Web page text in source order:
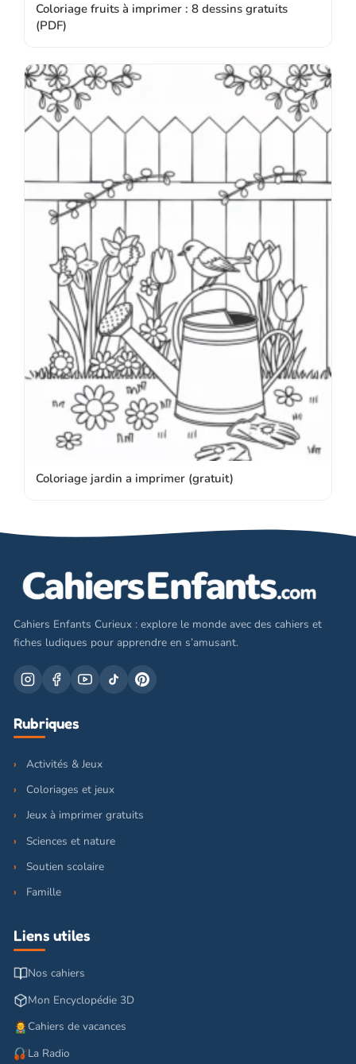
Coloriage fruits à imprimer : 8 dessins gratuits
(PDF)
Coloriage jardin a imprimer (gratuit)
Cahiers Enfants Curieux : explore le monde avec des cahiers et
fiches ludiques pour apprendre en s’amusant.
Rubriques
Activités & Jeux
Coloriages et jeux
Jeux à imprimer gratuits
Sciences et nature
Soutien scolaire
Famille
Liens utiles
Nos cahiers
Mon Encyclopédie 3D
Cahiers de vacances
La Radio